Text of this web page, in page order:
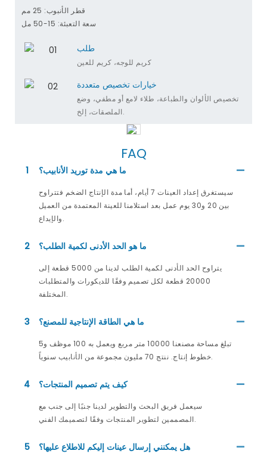
قطر الأنبوب: 25 مم
سعة التعبئة: 15-50 مل
طلب
كريم للوجه، كريم للعين
خيارات تخصيص متعددة
تخصيص الألوان والطباعة، طلاء لامع أو مطفي، وضع
الملصقات، إلخ.
FAQ
1 ما هي مدة توريد الأنابيب؟
سيستغرق إعداد العينات 7 أيام، أما مدة الإنتاج الضخم فتتراوح
بين 20 و30 يوم عمل بعد استلامنا للعينة المعتمدة من العميل
والإيداع.
2 ما هو الحد الأدنى لكمية الطلب؟
يتراوح الحد الأدنى لكمية الطلب لدينا من 5000 قطعة إلى
20000 قطعة لكل تصميم وفقًا للديكورات والمتطلبات
المختلفة.
3 ما هي الطاقة الإنتاجية للمصنع؟
تبلغ مساحة مصنعنا 10000 متر مربع ويعمل به 100 موظف و5
خطوط إنتاج. ننتج 70 مليون مجموعة من الأنابيب سنوياً.
4 كيف يتم تصميم المنتجات؟
سيعمل فريق البحث والتطوير لدينا جنبًا إلى جنب مع
المصممين لتطوير المنتجات وفقًا لتصميمك الفني.
5 هل يمكنني إرسال عينات إليكم للاطلاع عليها؟